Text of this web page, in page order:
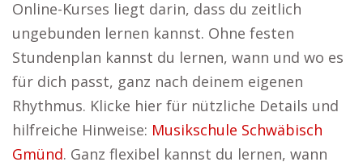
Online-Kurses liegt darin, dass du zeitlich
ungebunden lernen kannst. Ohne festen
Stundenplan kannst du lernen, wann und wo es
für dich passt, ganz nach deinem eigenen
Rhythmus. Klicke hier für nützliche Details und
hilfreiche Hinweise: Musikschule Schwäbisch
Gmünd. Ganz flexibel kannst du lernen, wann